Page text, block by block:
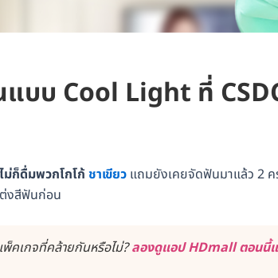
บบ Cool Light ที่
ม่ก็ดื่มพวกโกโก้ชาเขียว แถมยังเคยจัดฟันมาแล้ว 2 ค
งสีฟันก่อน
คเกจที่คล้ายกันหรือไม่?ลองดูแอป HDmall ตอนนี้